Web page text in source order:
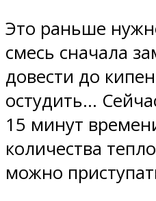
Это раньше
смесь сначала
довести до
остудить…
15 минут
количества
можно